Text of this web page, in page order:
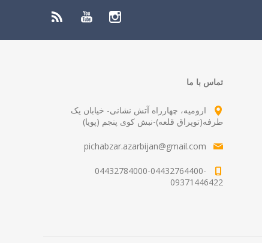
تماس با ما
ارومیه، چهارراه آتش نشانی- خیابان یک
طرفه(توپراق قلعه)-نبش کوی پنجم (پویا)
pichabzar.azarbijan@gmail.com
04432784000-04432764400-
09371446422